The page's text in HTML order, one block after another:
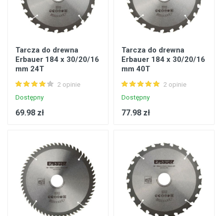
Tarcza do drewna
Erbauer 184 x 30/20/16
mm 24T
2 opinie
Dostępny
69.98 zł
Tarcza do drewna
Erbauer 184 x 30/20/16
mm 40T
2 opinie
Dostępny
77.98 zł